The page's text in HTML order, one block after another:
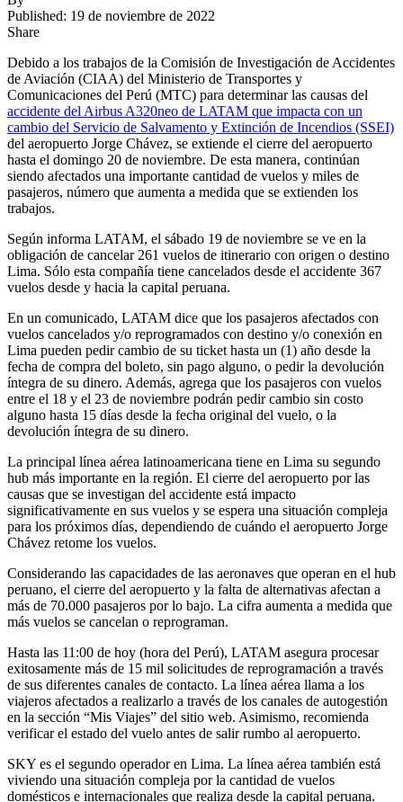
Published: 19 de noviembre de 2022
Share
Debido a los trabajos de la Comisión de Investigación de Accidentes
de Aviación (CIAA) del Ministerio de Transportes y
Comunicaciones del Perú (MTC) para determinar las causas del
accidente del Airbus A320neo de LATAM que impacta con un
cambio del Servicio de Salvamento y Extinción de Incendios (SSEI)
del aeropuerto Jorge Chávez, se extiende el cierre del aeropuerto
hasta el domingo 20 de noviembre. De esta manera, continúan
siendo afectados una importante cantidad de vuelos y miles de
pasajeros, número que aumenta a medida que se extienden los
trabajos.
Según informa LATAM, el sábado 19 de noviembre se ve en la
obligación de cancelar 261 vuelos de itinerario con origen o destino
Lima. Sólo esta compañía tiene cancelados desde el accidente 367
vuelos desde y hacia la capital peruana.
En un comunicado, LATAM dice que los pasajeros afectados con
vuelos cancelados y/o reprogramados con destino y/o conexión en
Lima pueden pedir cambio de su ticket hasta un (1) año desde la
fecha de compra del boleto, sin pago alguno, o pedir la devolución
íntegra de su dinero. Además, agrega que los pasajeros con vuelos
entre el 18 y el 23 de noviembre podrán pedir cambio sin costo
alguno hasta 15 días desde la fecha original del vuelo, o la
devolución íntegra de su dinero.
La principal línea aérea latinoamericana tiene en Lima su segundo
hub más importante en la región. El cierre del aeropuerto por las
causas que se investigan del accidente está impacto
significativamente en sus vuelos y se espera una situación compleja
para los próximos días, dependiendo de cuándo el aeropuerto Jorge
Chávez retome los vuelos.
Considerando las capacidades de las aeronaves que operan en el hub
peruano, el cierre del aeropuerto y la falta de alternativas afectan a
más de 70.000 pasajeros por lo bajo. La cifra aumenta a medida que
más vuelos se cancelan o reprograman.
Hasta las 11:00 de hoy (hora del Perú), LATAM asegura procesar
exitosamente más de 15 mil solicitudes de reprogramación a través
de sus diferentes canales de contacto. La línea aérea llama a los
viajeros afectados a realizarlo a través de los canales de autogestión
en la sección “Mis Viajes” del sitio web. Asimismo, recomienda
verificar el estado del vuelo antes de salir rumbo al aeropuerto.
SKY es el segundo operador en Lima. La línea aérea también está
viviendo una situación compleja por la cantidad de vuelos
domésticos e internacionales que realiza desde la capital peruana.